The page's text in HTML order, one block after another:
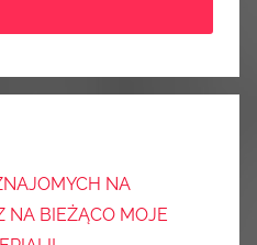
NA
NA BIEŻĄCO MOJE